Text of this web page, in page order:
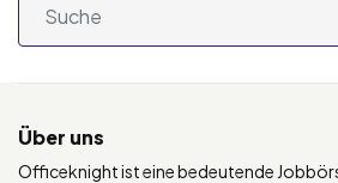
Über uns
Officeknight ist eine bedeutende